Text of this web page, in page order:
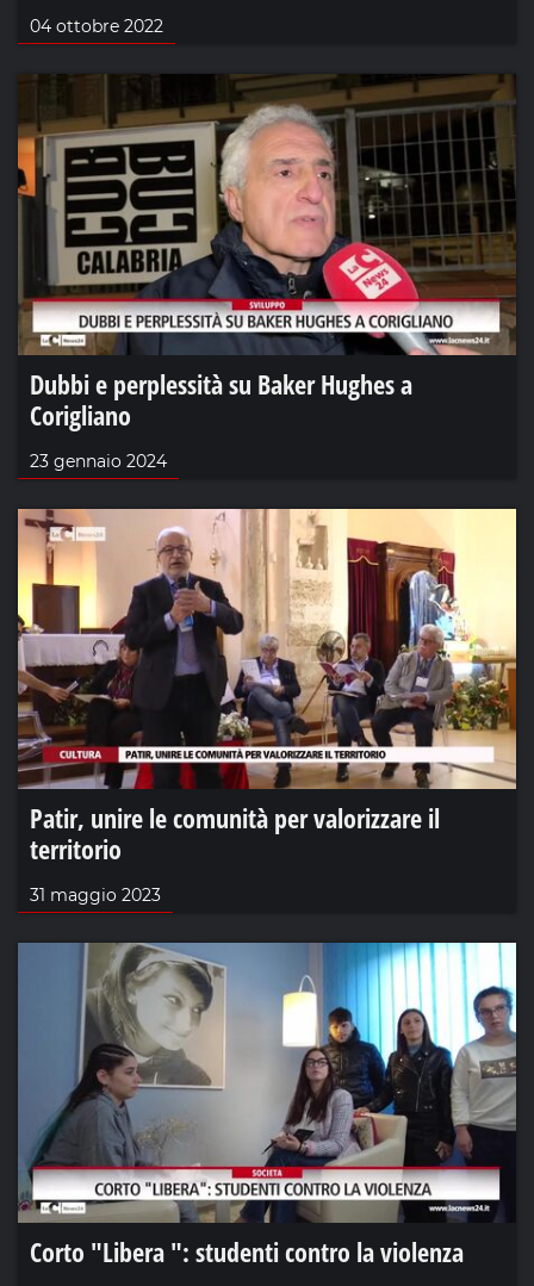
04 ottobre 2022
Dubbi e perplessità su Baker Hughes a
Corigliano
23 gennaio 2024
Patir, unire le comunità per valorizzare il
territorio
31 maggio 2023
Corto "Libera ": studenti contro la violenza